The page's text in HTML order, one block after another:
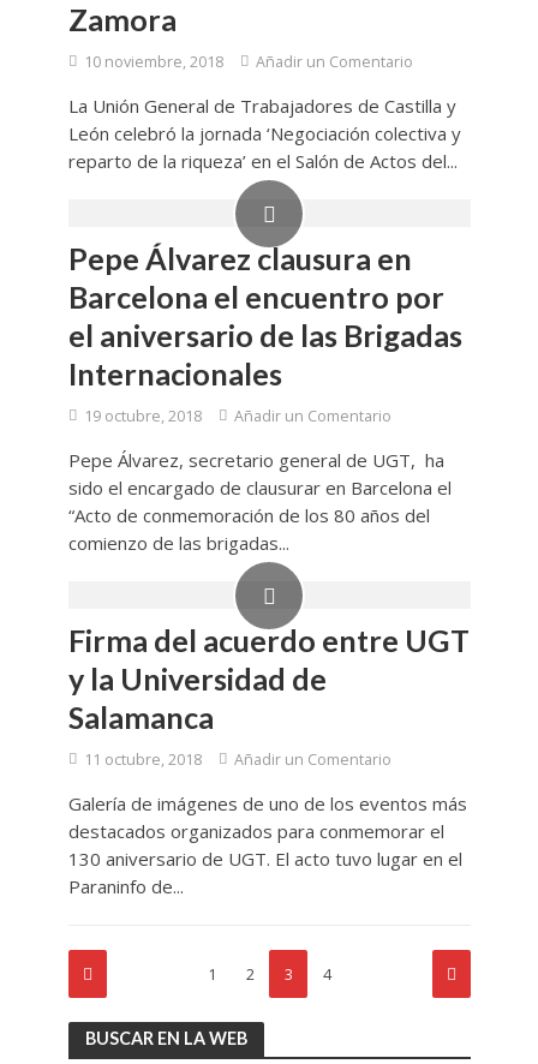
Zamora
10 noviembre, 2018 Añadir un Comentario
La Unión General de Trabajadores de Castilla y
León celebró la jornada ‘Negociación colectiva y
reparto de la riqueza’ en el Salón de Actos del...
Pepe Álvarez clausura en
Barcelona el encuentro por
el aniversario de las Brigadas
Internacionales
19 octubre, 2018 Añadir un Comentario
Pepe Álvarez, secretario general de UGT, ha
sido el encargado de clausurar en Barcelona el
“Acto de conmemoración de los 80 años del
comienzo de las brigadas...
Firma del acuerdo entre UGT
y la Universidad de
Salamanca
11 octubre, 2018 Añadir un Comentario
Galería de imágenes de uno de los eventos más
destacados organizados para conmemorar el
130 aniversario de UGT. El acto tuvo lugar en el
Paraninfo de...
1 2 3 4
BUSCAR EN LA WEB